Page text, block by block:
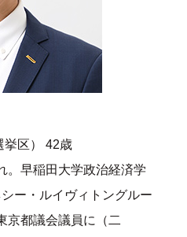
挙区） 42歳
。早稲田大学政治経済学
ー・ルイヴィトングルー
京都議会議員に（二